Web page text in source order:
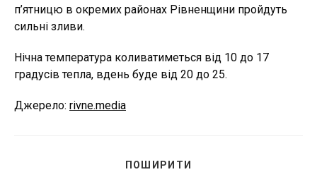
п’ятницю в окремих районах Рівненщини пройдуть
сильні зливи.
Нічна температура коливатиметься від 10 до 17
градусів тепла, вдень буде від 20 до 25.
Джерело: rivne.media
ПОШИРИТИ